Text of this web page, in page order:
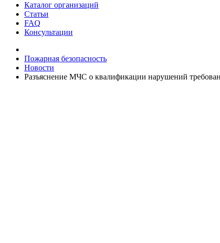
Каталог организаций
Статьи
FAQ
Консультации
Пожарная безопасность
Новости
Разъяснение МЧС о квалификации нарушений